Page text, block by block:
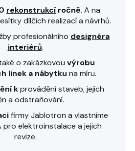
rekonstrukcí ročně. A na
dílčích realizací a návrhů.
profesionálního designéra
interiérů.
o zakázkovou výrobu
linek a nábytku na míru.
kprovádění staveb, jejich
a odstraňování.
firmy Jablotron a vlastníme
pro elektroinstalace a jejich
revize.